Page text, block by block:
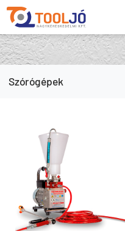
Tool Jó
Szórógépek